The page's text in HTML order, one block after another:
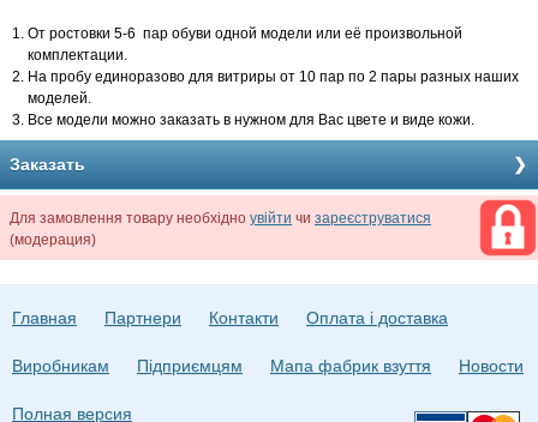
От ростовки 5-6 пар обуви одной модели или её произвольной
комплектации.
На пробу единоразово для витриры от 10 пар по 2 пары разных наших
моделей.
Все модели можно заказать в нужном для Вас цвете и виде кожи.
Заказать
Для замовлення товару необхідно увійти чи зареєструватися
(модерация)
Главная Партнери Контакти Оплата і доставка
Виробникам Підприємцям Мапа фабрик взуття Новости
Полная версия